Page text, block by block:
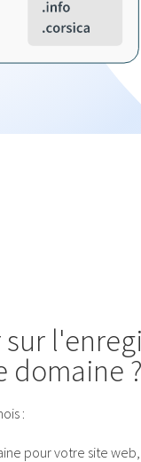
sur
domaine ?
:
pour votre site